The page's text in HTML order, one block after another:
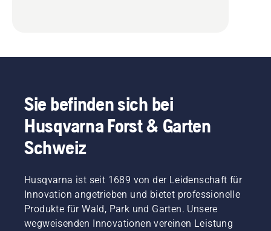
Sie befinden sich bei
Husqvarna Forst & Garten
Schweiz
Husqvarna ist seit 1689 von der Leidenschaft für
Innovation angetrieben und bietet professionelle
Produkte für Wald, Park und Garten. Unsere
wegweisenden Innovationen vereinen Leistung